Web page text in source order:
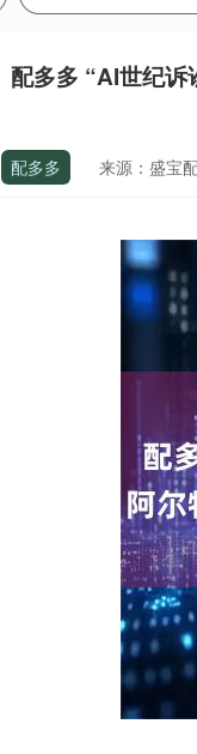
配多多 “AI世纪
配多多 来源：盛宝